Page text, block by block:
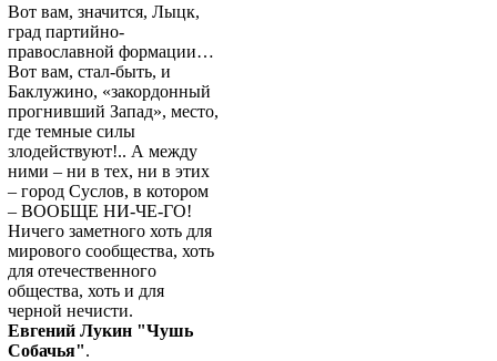
Вот вам, значится, Лыцк,
град партийно-
православной формации…
Вот вам, стал-быть, и
Баклужино, «закордонный
прогнивший Запад», место,
где темные силы
злодействуют!.. А между
ними – ни в тех, ни в этих
– город Суслов, в котором
– ВООБЩЕ НИ-ЧЕ-ГО!
Ничего заметного хоть для
мирового сообщества, хоть
для отечественного
общества, хоть и для
черной нечисти.
Евгений Лукин "Чушь
Собачья".